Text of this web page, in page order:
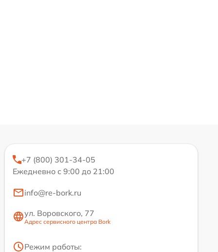
+7 (800) 301-34-05
Ежедневно с 9:00 до 21:00
info@re-bork.ru
ул. Воровского, 77
Адрес сервисного центра Bork
Режим работы: